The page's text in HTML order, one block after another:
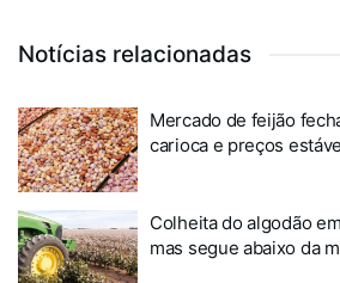
Notícias relacionadas
Mercado de feijão
carioca e preços
Colheita do algodão
mas segue abaixo da